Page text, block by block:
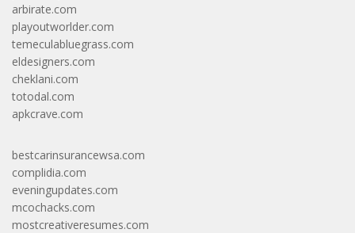
arbirate.com
playoutworlder.com
temeculabluegrass.com
eldesigners.com
cheklani.com
totodal.com
apkcrave.com
bestcarinsurancewsa.com
complidia.com
eveningupdates.com
mcochacks.com
mostcreativeresumes.com